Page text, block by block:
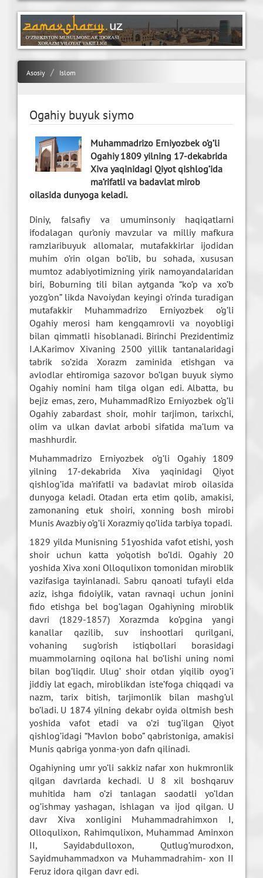
Asosiy Islom
Ogahiy buyuk siymo
Muhammadrizo Erniyozbek o’g’li
Ogahiy 1809 yilning 17-dekabrida
Xiva yaqinidagi Qiyot qishlog’ida
ma’rifatli va badavlat mirob
oilasida dunyoga keladi.
Diniy, falsafiy va umuminsoniy haqiqatlarni
ifodalagan qur’oniy mavzular va milliy mafkura
ramzlaribuyuk allomalar, mutafakkirlar ijodidan
muhim o’rin olgan bo’lib, bu sohada, xususan
mumtoz adabiyotimizning yirik namoyandalaridan
biri, Boburning tili bilan aytganda “ko’p va xo’b
yozg’on” likda Navoiydan keyingi o’rinda turadigan
mutafakkir Muhammadrizo Erniyozbek o’g’li
Ogahiy merosi ham kengqamrovli va noyobligi
bilan qimmatli hisoblanadi. Birinchi Prezidentimiz
I.A.Karimov Xivaning 2500 yillik tantanalaridagi
tabrik so’zida Xorazm zaminida etishgan va
avlodlar ehtiromiga sazovor bo’lgan buyuk siymo
Ogahiy nomini ham tilga olgan edi. Albatta, bu
bejiz emas, zero, MuhammadRizo Erniyozbek o’g’li
Ogahiy zabardast shoir, mohir tarjimon, tarixchi,
olim va ulkan davlat arbobi sifatida ma’lum va
mashhurdir.
Muhammadrizo Erniyozbek o’g’li Ogahiy 1809
yilning 17-dekabrida Xiva yaqinidagi Qiyot
qishlog’ida ma’rifatli va badavlat mirob oilasida
dunyoga keladi. Otadan erta etim qolib, amakisi,
zamonaning etuk shoiri, xonning bosh mirobi
Munis Avazbiy o’g’li Xorazmiy qo’lida tarbiya topadi.
1829 yilda Munisning 51yoshida vafot etishi, yosh
shoir uchun katta yo’qotish bo’ldi. Ogahiy 20
yoshida Xiva xoni Olloqulixon tomonidan miroblik
vazifasiga tayinlanadi. Sabru qanoati tufayli elda
aziz, ishga fidoiylik, vatan ravnaqi uchun jonini
fido etishga bel bog’lagan Ogahiyning miroblik
davri (1829-1857) Xorazmda ko’pgina yangi
kanallar qazilib, suv inshootlari qurilgani,
vohaning sug’orish istiqbollari borasidagi
muammolarning oqilona hal bo’lishi uning nomi
bilan bog’liqdir. Ulug’ shoir otdan yiqilib oyog’i
jiddiy lat egach, miroblikdan iste’foga chiqqadi va
nazm, tarix bitish, tarjimonlik bilan mashg’ul
bo’ladi. U 1874 yilning dekabr oyida oltmish besh
yoshida vafot etadi va o’zi tug’ilgan Qiyot
qishlog’idagi “Mavlon bobo” qabristoniga, amakisi
Munis qabriga yonma-yon dafn qilinadi.
Ogahiyning umr yo’li sakkiz nafar xon hukmronlik
qilgan davrlarda kechadi. U 8 xil boshqaruv
muhitida ham o’zi tanlagan saodatli yo’ldan
og’ishmay yashagan, ishlagan va ijod qilgan. U
davr Xiva xonligini Muhammadrahimxon I,
Olloqulixon, Rahimqulixon, Muhammad Aminxon
II, Sayidabdulloxon, Qutlug’murodxon,
Sayidmuhammadxon va Muhammadrahim- xon II
Feruz idora qilgan davr edi.